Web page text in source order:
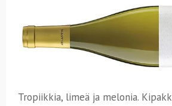
Tropiikkia, limeä ja melonia.